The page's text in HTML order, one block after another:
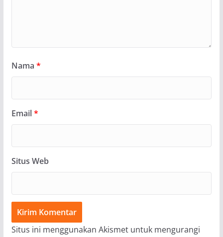
Nama *
Email*
Situs Web
Situs ini menggunakan Akismet untuk mengurangi